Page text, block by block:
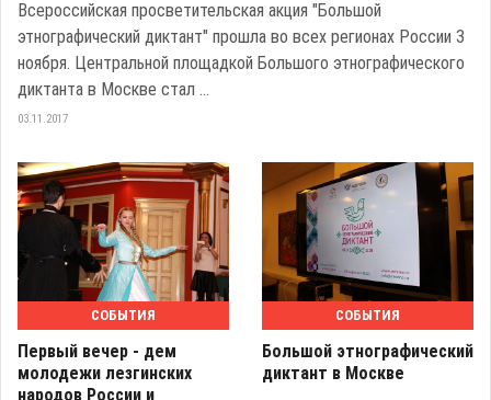
Всероссийская просветительская акция "Большой
этнографический диктант" прошла во всех регионах России 3
ноября. Центральной площадкой Большого этнографического
диктанта в Москве стал ...
03.11.2017
СОБЫТИЯ
Первый вечер - дем
молодежи лезгинских
народов России и
СОБЫТИЯ
Большой этнографический
диктант в Москве